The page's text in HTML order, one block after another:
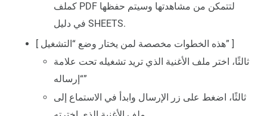
كملف PDF لتتمكن من مشاهدتها وسيتم حفظها
في دليل SHEETS.
[ هذه الخطوات مخصصة لمن يختار وضع “التشغيل” ]
ثالثًا، اختر ملف الأغنية الذي تريد تشغيله تحت علامة
“إرساله”
ثالثًا، اضغط على زر الإرسال وابدأ في الاستماع إلى